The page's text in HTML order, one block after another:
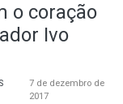
o coração
Ivo
7 de dezembro de
2017